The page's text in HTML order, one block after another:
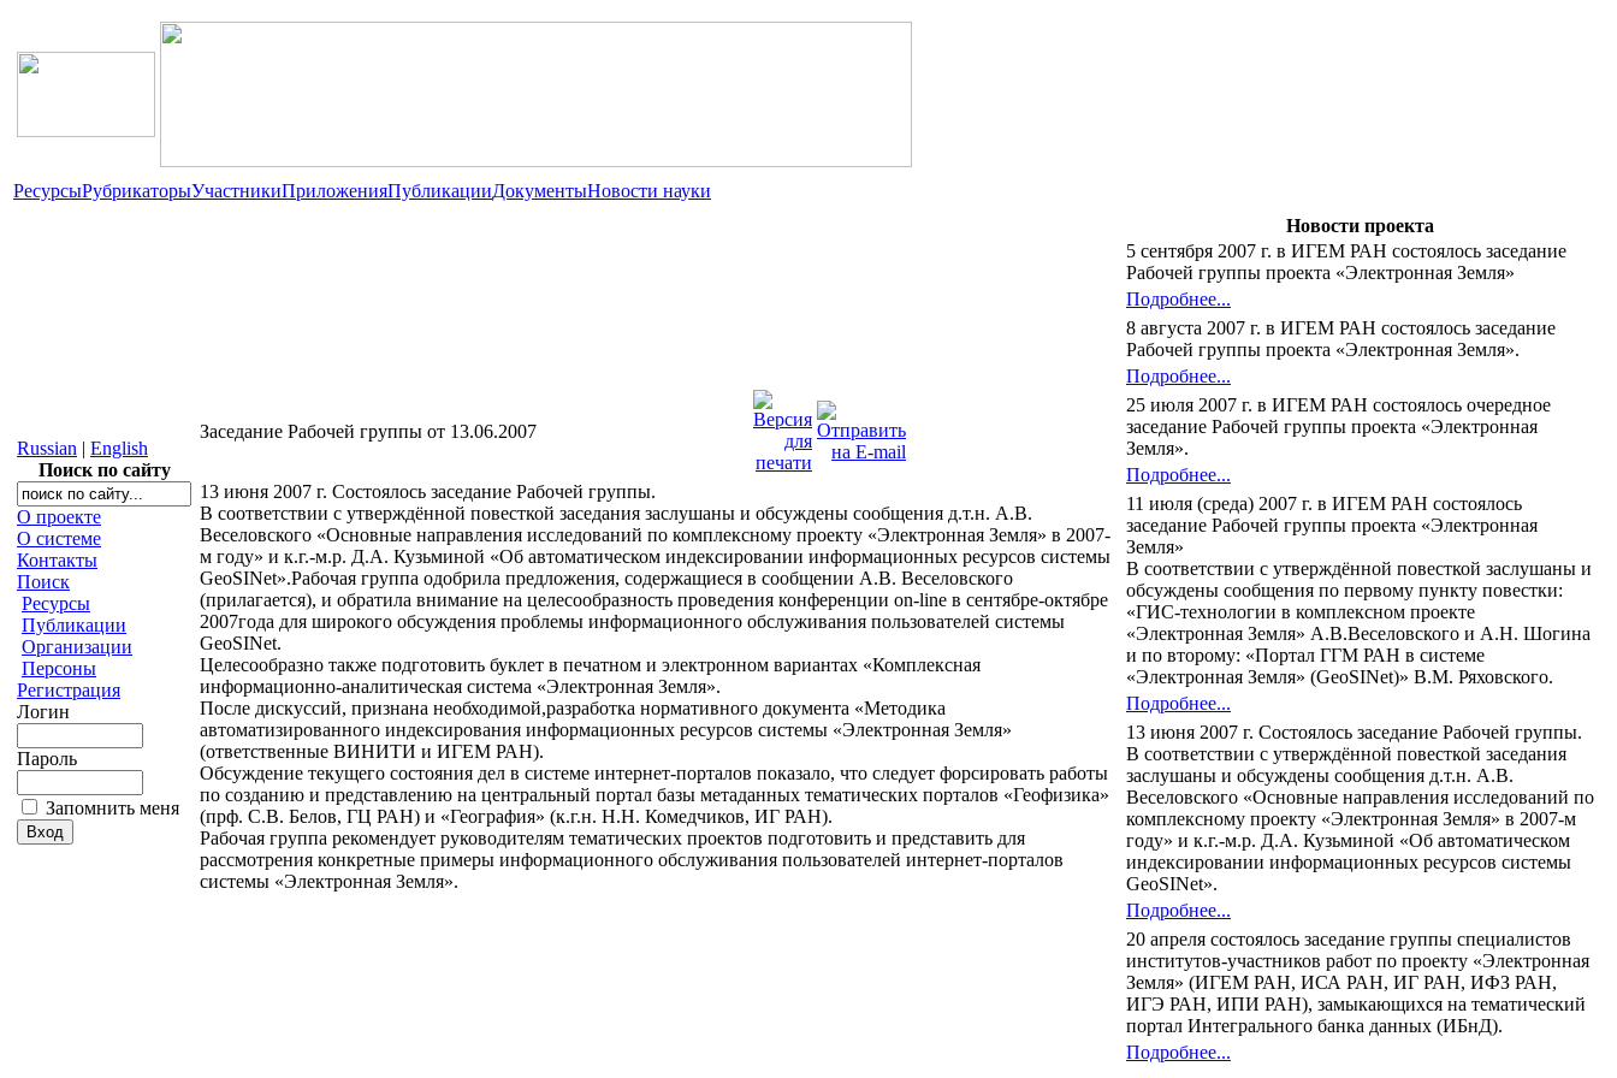
РесурсыРубрикаторыУчастникиПриложенияПубликацииДокументыНовости науки
Russian | English
Поиск по сайту
О проекте
О системе
Контакты
Поиск
Ресурсы
Публикации
Организации
Персоны
Регистрация
Логин
Пароль
Запомнить меня
Заседание Рабочей группы от 13.06.2007
13 июня 2007 г. Состоялось заседание Рабочей группы.
В соответствии с утверждённой повесткой заседания заслушаны и обсуждены сообщения д.т.н. А.В.
Веселовского «Основные направления исследований по комплексному проекту «Электронная Земля» в 2007-
м году» и к.г.-м.р. Д.А. Кузьминой «Об автоматическом индексировании информационных ресурсов системы
GeoSINet».Рабочая группа одобрила предложения, содержащиеся в сообщении А.В. Веселовского
(прилагается), и обратила внимание на целесообразность проведения конференции on-line в сентябре-октябре
2007года для широкого обсуждения проблемы информационного обслуживания пользователей системы
GeoSINet.
Целесообразно также подготовить буклет в печатном и электронном вариантах «Комплексная
информационно-аналитическая система «Электронная Земля».
После дискуссий, признана необходимой,разработка нормативного документа «Методика
автоматизированного индексирования информационных ресурсов системы «Электронная Земля»
(ответственные ВИНИТИ и ИГЕМ РАН).
Обсуждение текущего состояния дел в системе интернет-порталов показало, что следует форсировать работы
по созданию и представлению на центральный портал базы метаданных тематических порталов «Геофизика»
(прф. С.В. Белов, ГЦ РАН) и «География» (к.г.н. Н.Н. Комедчиков, ИГ РАН).
Рабочая группа рекомендует руководителям тематических проектов подготовить и представить для
рассмотрения конкретные примеры информационного обслуживания пользователей интернет-порталов
системы «Электронная Земля».
Новости проекта
5 сентября 2007 г. в ИГЕМ РАН состоялось заседание
Рабочей группы проекта «Электронная Земля»
Подробнее...
8 августа 2007 г. в ИГЕМ РАН состоялось заседание
Рабочей группы проекта «Электронная Земля».
Подробнее...
25 июля 2007 г. в ИГЕМ РАН состоялось очередное
заседание Рабочей группы проекта «Электронная
Земля».
Подробнее...
11 июля (среда) 2007 г. в ИГЕМ РАН состоялось
заседание Рабочей группы проекта «Электронная
Земля»
В соответствии с утверждённой повесткой заслушаны и
обсуждены сообщения по первому пункту повестки:
«ГИС-технологии в комплексном проекте
«Электронная Земля» А.В.Веселовского и А.Н. Шогина
и по второму: «Портал ГГМ РАН в системе
«Электронная Земля» (GeoSINet)» В.М. Ряховского.
Подробнее...
13 июня 2007 г. Состоялось заседание Рабочей группы.
В соответствии с утверждённой повесткой заседания
заслушаны и обсуждены сообщения д.т.н. А.В.
Веселовского «Основные направления исследований по
комплексному проекту «Электронная Земля» в 2007-м
году» и к.г.-м.р. Д.А. Кузьминой «Об автоматическом
индексировании информационных ресурсов системы
GeoSINet».
Подробнее...
20 апреля состоялось заседание группы специалистов
институтов-участников работ по проекту «Электронная
Земля» (ИГЕМ РАН, ИСА РАН, ИГ РАН, ИФЗ РАН,
ИГЭ РАН, ИПИ РАН), замыкающихся на тематический
портал Интегрального банка данных (ИБнД).
Подробнее...